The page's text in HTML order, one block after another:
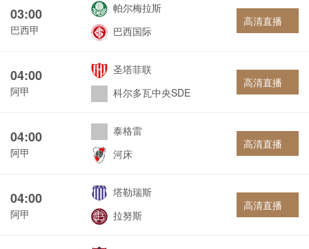
03:00
巴西甲
帕尔梅拉斯
巴西国际
高清直播
04:00
阿甲
圣塔菲联
科尔多瓦中央SDE
高清直播
04:00
阿甲
泰格雷
河床
高清直播
04:00
阿甲
塔勒瑞斯
拉努斯
高清直播